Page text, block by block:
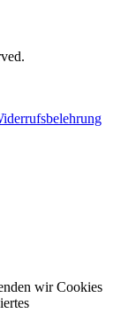
wir Cookies